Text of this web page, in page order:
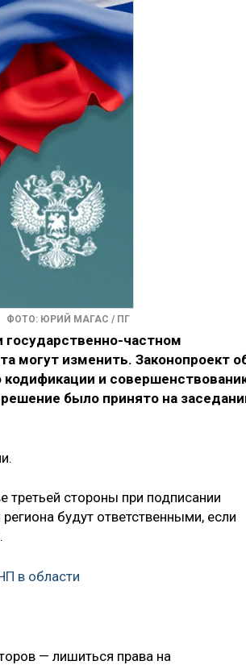
ФОТО: ЮРИЙ МАГАС / ПГ
частном
могут изменить. Законопроект
и
было принято на
третьей стороны при подписании
будут ответственными, если
в области
— лишиться права на